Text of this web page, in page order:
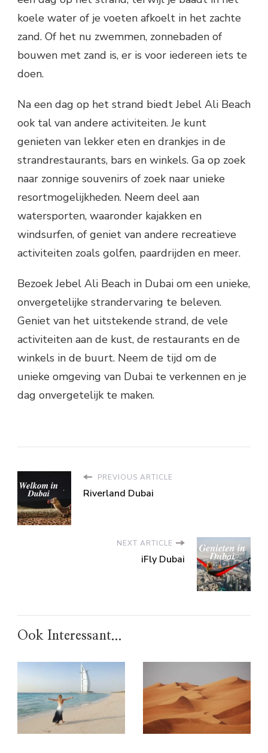
koele water of je voeten afkoelt in het zachte
zand. Of het nu zwemmen, zonnebaden of
bouwen met zand is, er is voor iedereen iets te
doen.
Na een dag op het strand biedt Jebel Ali Beach
ook tal van andere activiteiten. Je kunt
genieten van lekker eten en drankjes in de
strandrestaurants, bars en winkels. Ga op zoek
naar zonnige souvenirs of zoek naar unieke
resortmogelijkheden. Neem deel aan
watersporten, waaronder kajakken en
windsurfen, of geniet van andere recreatieve
activiteiten zoals golfen, paardrijden en meer.
Bezoek Jebel Ali Beach in Dubai om een ​​unieke,
onvergetelijke strandervaring te beleven.
Geniet van het uitstekende strand, de vele
activiteiten aan de kust, de restaurants en de
winkels in de buurt. Neem de tijd om de
unieke omgeving van Dubai te verkennen en je
dag onvergetelijk te maken.
PREVIOUS ARTICLE
Riverland Dubai
NEXT ARTICLE
iFly Dubai
Ook Interessant...